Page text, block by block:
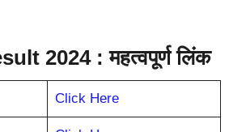
2024 : महत्वपूर्ण लिंक
Click Here